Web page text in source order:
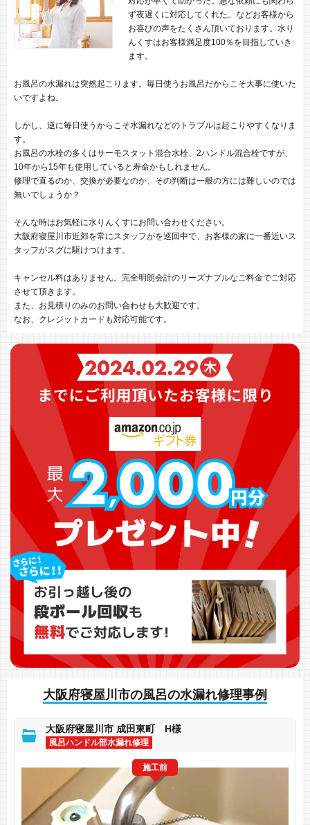
ず夜遅くに対応してくれた。などお客様から
お喜びの声をたくさん頂いております。水り
んくすはお客様満足度100％を目指していき
ます。
お風呂の水漏れは突然起こります。毎日使うお風呂だからこそ大事に使いた
いですよね。
しかし、逆に毎日使うからこそ水漏れなどのトラブルは起こりやすくなりま
す。
お風呂の水栓の多くはサーモスタット混合水栓、2ハンドル混合栓ですが、
10年から15年も使用していると寿命かもしれません。
修理で直るのか、交換が必要なのか、その判断は一般の方には難しいのでは
無いでしょうか？
そんな時はお気軽に水りんくすにお問い合わせください。
大阪府寝屋川市近郊を常にスタッフがを巡回中で、お客様の家に一番近いス
タッフがスグに駆けつけます。
キャンセル料はありません。完全明朗会計のリーズナブルなご料金でご対応
させて頂きます。
また、お見積りのみのお問い合わせも大歓迎です。
なお、クレジットカードも対応可能です。
大阪府寝屋川市の風呂の水漏れ修理事例
大阪府寝屋川市 成田東町 H様
風呂ハンドル部水漏れ修理
施工前